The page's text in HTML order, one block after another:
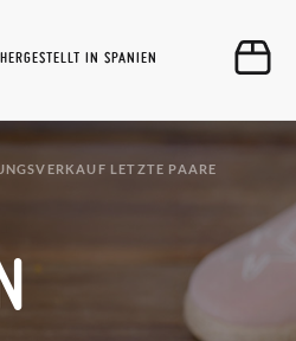
HERGESTELLT IN SPANIEN
LETZTE PAARE